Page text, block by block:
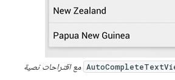
مع اقتراحات نصية